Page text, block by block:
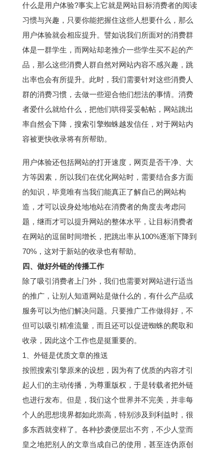
什么是用户体验?事实上它就是网站目标消费者的阅读
习惯与兴趣，只要你能把握住这些人想要什么，那么
用户体验就会相应提升。譬如说我们所面对的消费群
体是一群学生，而网站却老推介一些学生买不起的产
品，那么这些消费人群自然对网站内容不感兴趣，跳
出率也会有所提升。此时，我们需要针对这些消费人
群的消费习惯，去做一些迎合他们想法的事情。消费
者爱什么就给什么，把他们哄得妥妥帖帖，网站跳出
率自然会下降，搜索引擎蜘蛛越发信任，对于网站内
容被更快收录将有所帮助。
用户体验还包括网站的打开速度，网页是否干净、大
方等因素，所以我们在优化网站时，需要结合多方面
的知识，毕竟唯有当我们能真正了解自己的网站构
造，才可以设身处地地站在消费者的角度去考虑问
题，继而才可以提升网站的整体水平，让目标消费者
在网站的逗留时间增长，把跳出率从100%逐渐下降到
70%，这对于新站的收录也有帮助。
四、做好外链的传播工作
除了吸引消费者上门外，我们也需要对网站进行适当
的推广，让别人知道网站是做什么的，有什么产品或
服务可以为他们解决问题。只要推广工作做得好，不
但可以吸引精准流量，而且还可以促进蜘蛛的爬取和
收录，因此这个工作也是挺重要的。
1、外链是优质文章的推送
按照搜索引擎原来的设想，因为有了优质的内容才引
起人们的主动传播，为尊重版权，于是转载者把外链
也进行发布。但是，我们这个世界并不完美，并非每
个人的思想境界都如此崇高，特别涉及到利益时，很
多东西就变样了。各种抄袭便层出不穷，不少人堂而
皇之地把别人的文章当成自己的使用，甚至连伪原创